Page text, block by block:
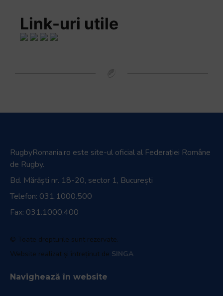
Link-uri utile
RugbyRomania.ro este site-ul oficial al Federației Române
de Rugby.
Bd. Mărăști nr. 18-20, sector 1, București
Telefon: 031.1000.500
Fax: 031.1000.400
© Toate drepturile sunt rezervate.
Website realizat și întreținut de SINGA
Navighează în website